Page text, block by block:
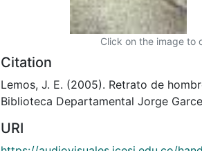
Click on the image to
Citation
Lemos, J. E. (2005). Retrato de
Biblioteca Departamental Jorge
URI